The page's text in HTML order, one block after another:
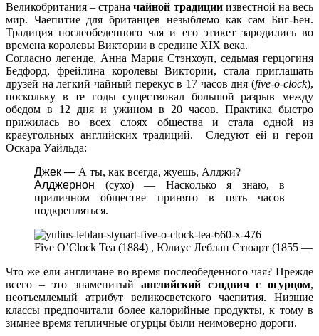
Великобритания – страна чайной традицииизвестной на весь
мир. Чаепитие для британцев незыблемо как сам Биг-Бен.
Традиция послеобеденного чая и его этикет зародились во
времена королевы Виктории в средине XIX века.
Согласно легенде, Анна Мария Стэнхоуп, седьмая герцогиня
Бедфорд, фрейлина королевы Виктории, стала приглашать
друзей на легкий чайный перекус в 17 часов дня (five-o-clock),
поскольку в те годы существовал большой разрыв между
обедом в 12 дня и ужином в 20 часов. Практика быстро
прижилась во всех слоях общества и стала одной из
краеугольных английских традиций. Следуют ей и герои
Оскара Уайльда:
Джек — А ты, как всегда, жуешь, Алджи?
Алджернон (сухо) — Насколько я знаю, в
приличном обществе принято в пять часов
подкрепляться.
Five O’Clock Tea (1884) , Юлиус Леблан Стюарт (1855 —
Что же ели англичане во время послеобеденного чая? Прежде
всего – это знаменитый английский сэндвич с огурцом,
неотъемлемый атрибут великосветского чаепития. Низшие
классы предпочитали более калорийные продукты, к тому в
зимнее время тепличные огурцы были неимоверно дороги.